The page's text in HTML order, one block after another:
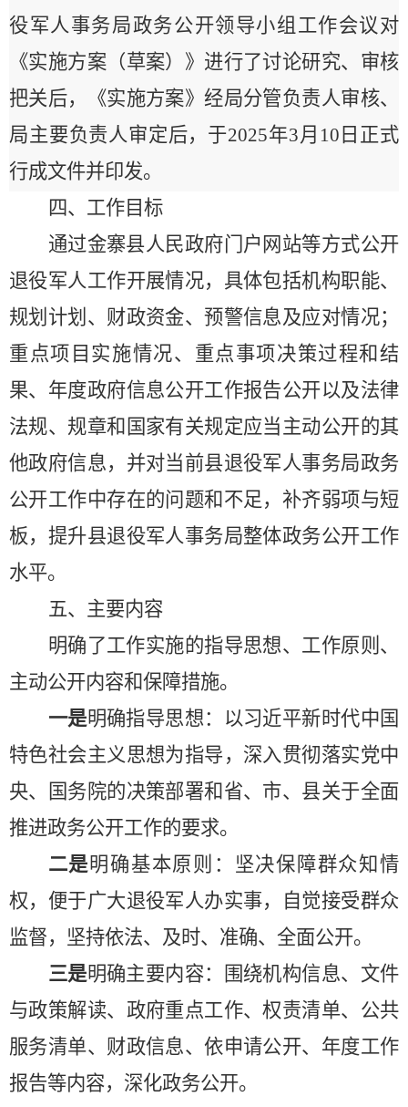
役军人事务局政务公开领导小组工作会议对
《实施方案（草案）》进行了讨论研究、审核
把关后，《实施方案》经局分管负责人审核、
局主要负责人审定后，于2025年3月 10 日正式
行成文件并印发。
四、工作目标
通过金寨县人民政府门户网站等方式公开
退役军人工作开展情况，具体包括机构职能、
规划计划、财政资金、预警信息及应对情况；
重点项目实施情况、重点事项决策过程和结
果、年度政府信息公开工作报告公开以及法律
法规、规章和国家有关规定应当主动公开的其
他政府信息，并对当前县退役军人事务局政务
公开工作中存在的问题和不足，补齐弱项与短
板，提升县退役军人事务局整体政务公开工作
水平。
五、主要内容
明确了工作实施的指导思想、工作原则、
主动公开内容和保障措施。
一是明确指导思想：以习近平新时代中国
特色社会主义思想为指导，深入贯彻落实党中
央、国务院的决策部署和省、市、县关于全面
推进政务公开工作的要求。
二是明确基本原则：坚决保障群众知情
权，便于广大退役军人办实事，自觉接受群众
监督，坚持依法、及时、准确、全面公开。
三是明确主要内容：围绕机构信息、文件
与政策解读、政府重点工作、权责清单、公共
服务清单、财政信息、依申请公开、年度工作
报告等内容，深化政务公开。